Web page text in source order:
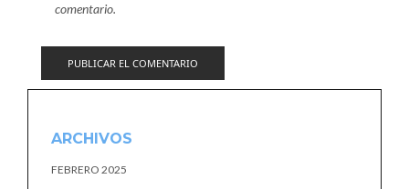
comentario.
ARCHIVOS
FEBRERO 2025